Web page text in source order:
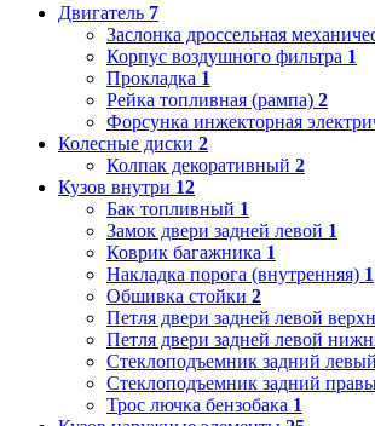
Двигатель 7
Заслонка дроссельная
Корпус воздушного фильтра 1
Прокладка 1
Рейка топливная (рампа) 2
Форсунка инжекторная
Колесные диски 2
Колпак декоративный 2
Кузов внутри 12
Бак топливный 1
Замок двери задней левой 1
Коврик багажника 1
Накладка порога (внутренняя) 1
Обшивка стойки 2
Петля двери задней левой
Петля двери задней левой
Стеклоподъемник задний левый
Стеклоподъемник задний
Трос лючка бензобака 1